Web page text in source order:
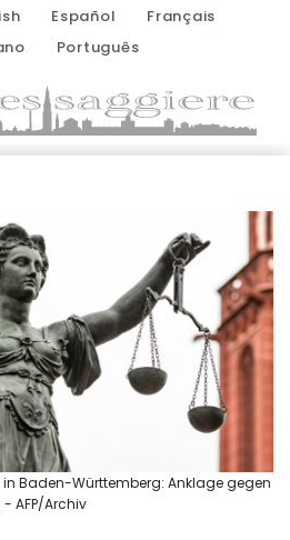
Español
Français
Português
Baden-Württemberg: Anklage gegen
- AFP/Archiv